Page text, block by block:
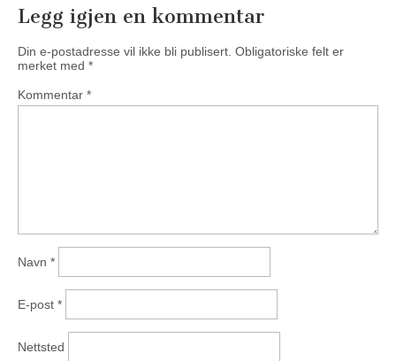
Legg igjen en kommentar
Din e-postadresse vil ikke bli publisert. Obligatoriske felt er
merket med *
Kommentar *
Navn *
E-post *
Nettsted